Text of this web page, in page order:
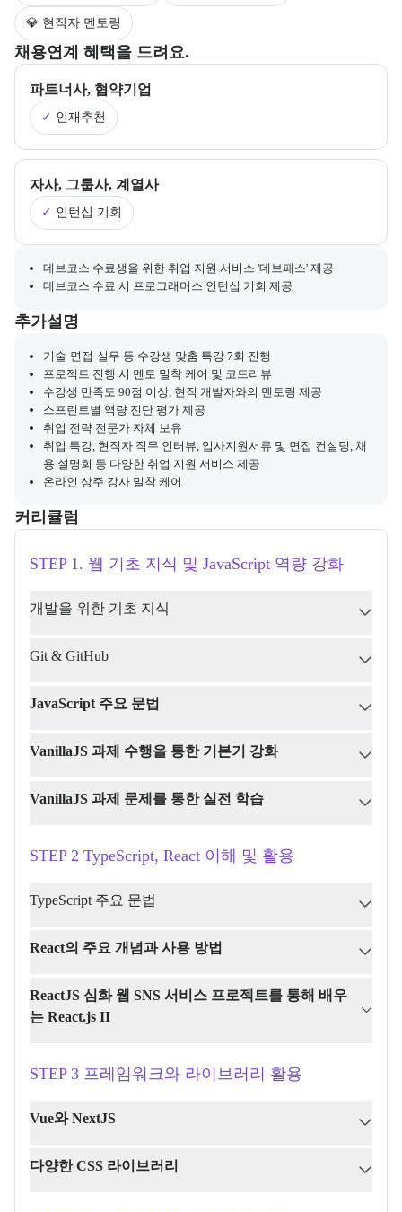
💎 현직자 멘토링
채용연계 혜택을 드려요.
부트캠프의 채용 연계 기업 정보와 추가 안내 내용을 제공한다.
파트너사, 협약기업
✓ 인재추천
자사, 그룹사, 계열사
✓ 인턴십 기회
채용 연계와 관련된 추가 안내 내용을 마크다운 형식으로 제공한다.
데브코스 수료생을 위한 취업 지원 서비스 '데브패스' 제공
데브코스 수료 시 프로그래머스 인턴십 기회 제공
추가설명
부트캠프와 관련된 추가 안내 및 참고 사항을 제공한다.
기술·면접·실무 등 수강생 맞춤 특강 7회 진행
프로젝트 진행 시 멘토 밀착 케어 및 코드리뷰
수강생 만족도 90점 이상, 현직 개발자와의 멘토링 제공
스프린트별 역량 진단 평가 제공
취업 전략 전문가 자체 보유
취업 특강, 현직자 직무 인터뷰, 입사지원서류 및 면접 컨설팅, 채
용 설명회 등 다양한 취업 지원 서비스 제공
온라인 상주 강사 밀착 케어
커리큘럼
교육과정의 커리큘럼 정보를 안내한다.
커리큘럼
STEP 1. 웹 기초 지식 및 JavaScript 역량 강화
개발을 위한 기초 지식
Git & GitHub
JavaScript 주요 문법
VanillaJS 과제 수행을 통한 기본기 강화
VanillaJS 과제 문제를 통한 실전 학습
STEP 2 TypeScript, React 이해 및 활용
TypeScript 주요 문법
React의 주요 개념과 사용 방법
ReactJS 심화 웹 SNS 서비스 프로젝트를 통해 배우
는 React.js II
STEP 3 프레임워크와 라이브러리 활용
Vue와 NextJS
다양한 CSS 라이브러리